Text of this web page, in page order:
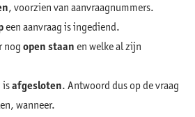
, voorzien van aanvraagnummers.
een aanvraag is ingediend.
nog open staan en welke al zijn
isafgesloten. Antwoord dus op de vraag
wanneer.